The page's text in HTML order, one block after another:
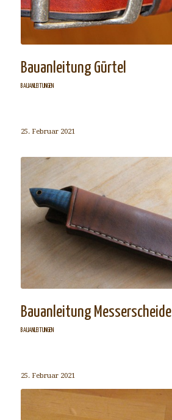
Bauanleitung Gürtel
BAUANLEITUNGEN
25. Februar 2021
Bauanleitung Messerscheide
BAUANLEITUNGEN
25. Februar 2021